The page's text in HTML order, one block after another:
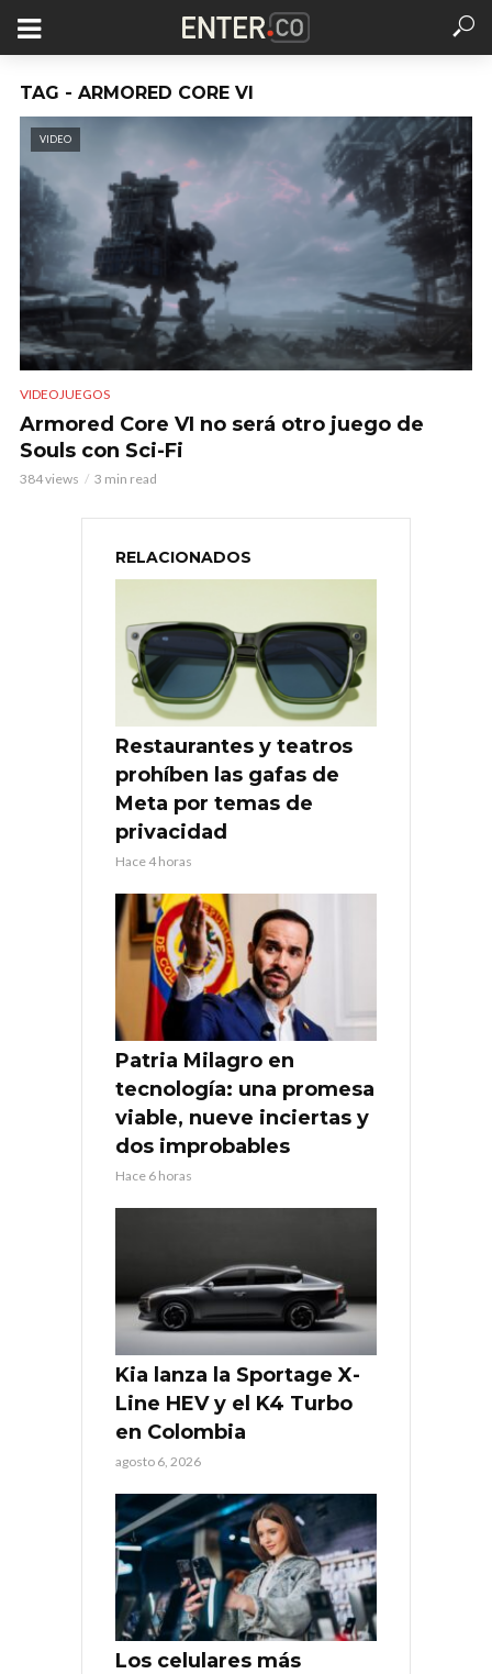
TAG - ARMORED CORE VI
VIDEO
VIDEOJUEGOS
Armored Core VI no será otro juego de
Souls con Sci-Fi
384 views 3 min read
RELACIONADOS
Restaurantes y teatros
prohíben las gafas de
Meta por temas de
privacidad
Hace 4 horas
Patria Milagro en
tecnología: una promesa
viable, nueve inciertas y
dos improbables
Hace 6 horas
Kia lanza la Sportage X-
Line HEV y el K4 Turbo
en Colombia
agosto 6, 2026
Los celulares más